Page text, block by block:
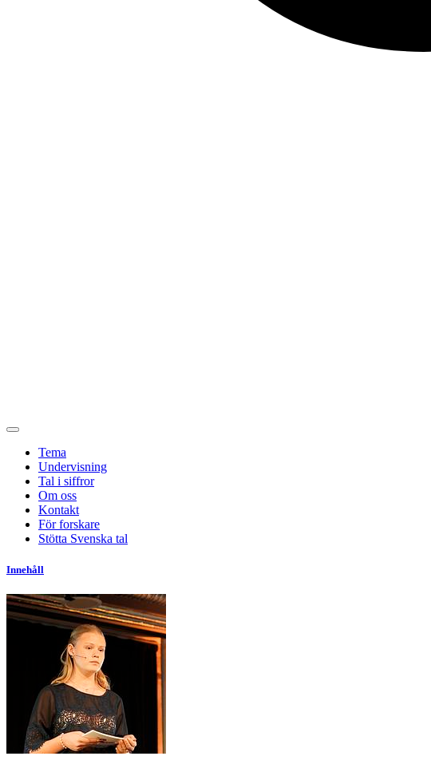
Tema
Undervisning
Tal i siffror
Om oss
Kontakt
För forskare
Stötta Svenska tal
Innehåll